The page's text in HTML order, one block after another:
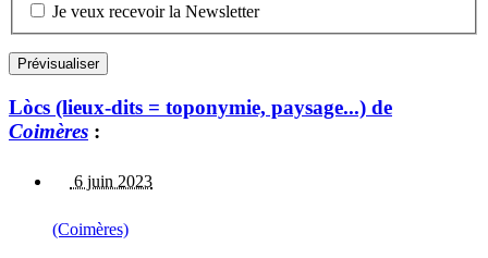
Je veux recevoir la Newsletter
Lòcs (lieux-dits = toponymie, paysage...) de
Coimères :
6 juin 2023
(Coimères)